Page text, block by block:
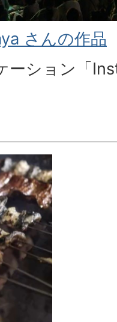
さんの作品
ーション「